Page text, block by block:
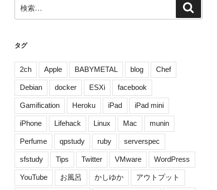
に
読
だ
[ま
と
め]”
の
索:
タグ
2ch Apple BABYMETAL blog Chef
Debian docker ESXi facebook
Gamification Heroku iPad iPad mini
iPhone Lifehack Linux Mac munin
Perfume qpstudy ruby serverspec
sfstudy Tips Twitter VMware WordPress
YouTube お風呂 かしゆか アウトプット